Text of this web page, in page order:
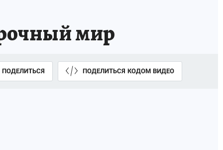
мир
ПОДЕЛИТЬСЯ ПОДЕЛИТЬСЯ КОДОМ ВИДЕО